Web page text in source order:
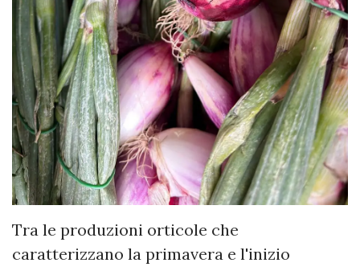
Tra le produzioni orticole che
caratterizzano la primavera e l'inizio